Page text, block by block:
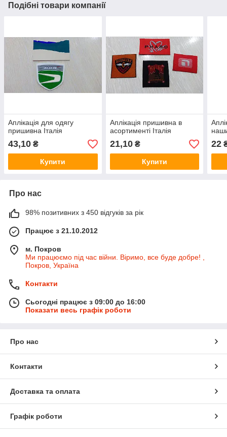
Подібні товари компанії
Аплікація для одягу
пришивна Італія
43,10 ₴
Купити
Аплікація пришивна в
асортименті Італія
21,10₴
Купити
22
Про нас
98% позитивних з 450 відгуків за рік
Працює з 21.10.2012
м. Покров
Ми працюємо під час війни. Віримо, все буде добре! ,
Покров, Україна
Контакти
Сьогодні працює з 09:00 до 16:00
Показати весь графік роботи
Про нас
Контакти
Доставка та оплата
Графік роботи